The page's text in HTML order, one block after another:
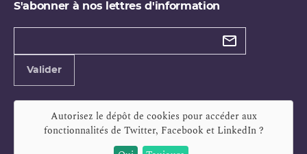
S'abonner à nos lettres d'information
Types de
Valider
Autorisez le dépôt de cookies pour accéder aux
fonctionnalités de Twitter, Facebook et LinkedIn?